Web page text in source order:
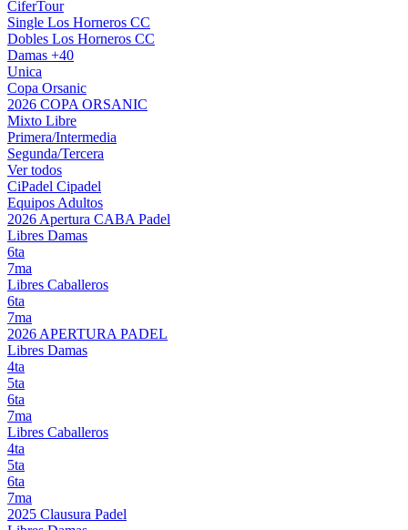
CiferTour
Single Los Horneros CC
Dobles Los Horneros CC
Damas +40
Unica
Copa Orsanic
2026 COPA ORSANIC
Mixto Libre
Primera/Intermedia
Segunda/Tercera
Ver todos
CiPadel Cipadel
Equipos Adultos
2026 Apertura CABA Padel
Libres Damas
6ta
7ma
Libres Caballeros
6ta
7ma
2026 APERTURA PADEL
Libres Damas
4ta
5ta
6ta
7ma
Libres Caballeros
4ta
5ta
6ta
7ma
2025 Clausura Padel